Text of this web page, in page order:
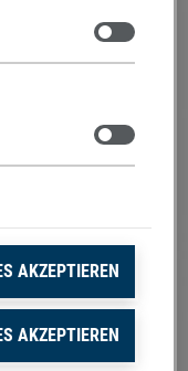
Bedeutung für die
dem Herzen, das
einem Netzwerk von
Zustimmen
Zustimmen
AKZEPTIEREN
AKZEPTIEREN